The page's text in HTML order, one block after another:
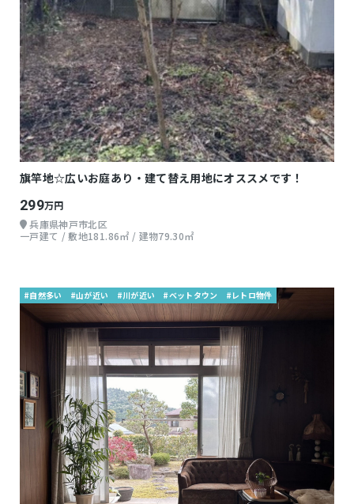
旗竿地☆広いお庭あり・建て替え用地にオススメです！
299万円
兵庫県神戸市北区
一戸建て / 敷地181.86㎡ / 建物79.30㎡
#自然多い #山が近い #川が近い #ベットタウン #レトロ物件